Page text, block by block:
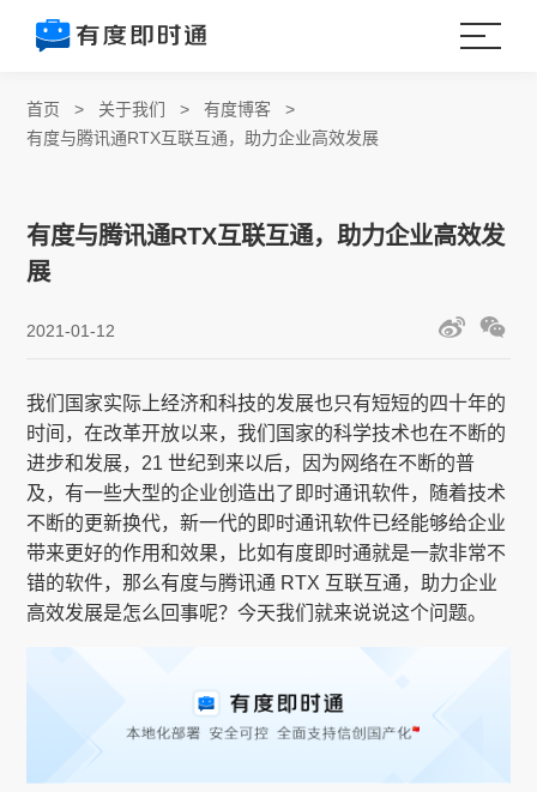
首页 > 关于我们 >有度博客 >
有度与腾讯通RTX互联互通，助力企业高效发展
有度与腾讯通RTX互联互通，助力企业高效发
展
2021-01-12
我们国家实际上经济和科技的发展也只有短短的四十年的
时间，在改革开放以来，我们国家的科学技术也在不断的
进步和发展，21 世纪到来以后，因为网络在不断的普
及，有一些大型的企业创造出了即时通讯软件，随着技术
不断的更新换代，新一代的即时通讯软件已经能够给企业
带来更好的作用和效果，比如有度即时通就是一款非常不
错的软件，那么有度与腾讯通 RTX 互联互通，助力企业
高效发展是怎么回事呢？今天我们就来说说这个问题。